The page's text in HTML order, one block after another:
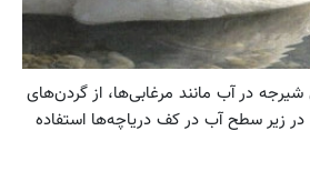
شیرجه در آب مانند مرغابی‌ها، از گردن‌های
زیر سطح آب در کف دریاچه‌ها استفاده